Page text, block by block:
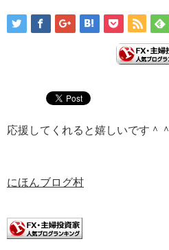
応援してくれると嬉しいです＾＾
にほんブログ村